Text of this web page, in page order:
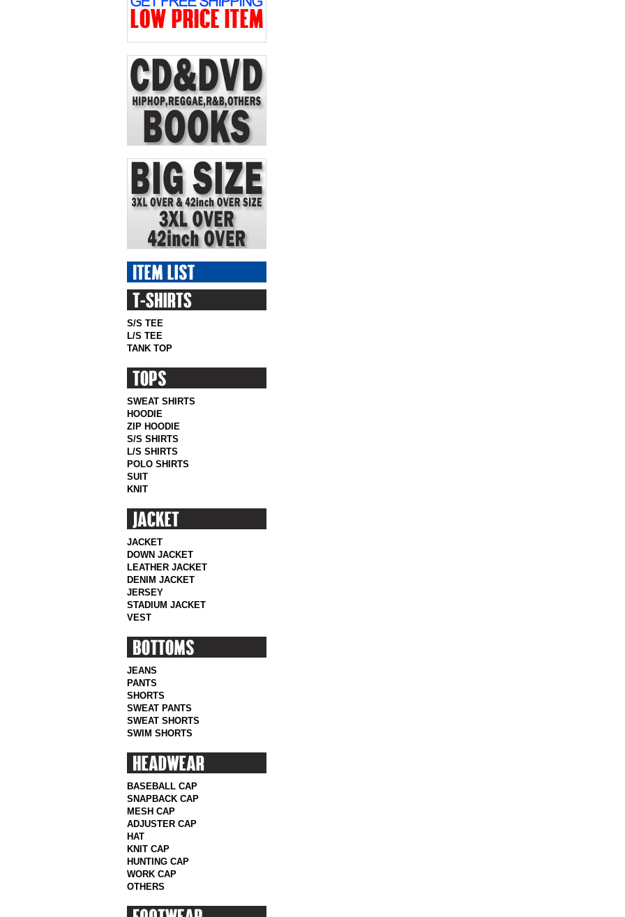
S/S TEE
L/S TEE
TANK TOP
SWEAT SHIRTS
HOODIE
ZIP HOODIE
S/S SHIRTS
L/S SHIRTS
POLO SHIRTS
SUIT
KNIT
JACKET
DOWN JACKET
LEATHER JACKET
DENIM JACKET
JERSEY
STADIUM JACKET
VEST
JEANS
PANTS
SHORTS
SWEAT PANTS
SWEAT SHORTS
SWIM SHORTS
BASEBALL CAP
SNAPBACK CAP
MESH CAP
ADJUSTER CAP
HAT
KNIT CAP
HUNTING CAP
WORK CAP
OTHERS